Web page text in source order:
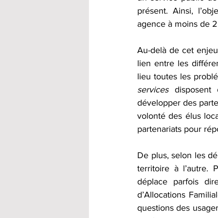
présent. Ainsi,
agence à moins de
Au-delà de cet
lien entre les
lieu toutes les
services disposent
développer des
volonté des élus
partenariats pour
De plus, selon les
territoire à l’autre.
déplace parfois
d’Allocations
questions des